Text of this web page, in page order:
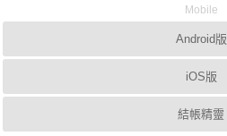
Mobile
Android版
iOS版
結帳精靈